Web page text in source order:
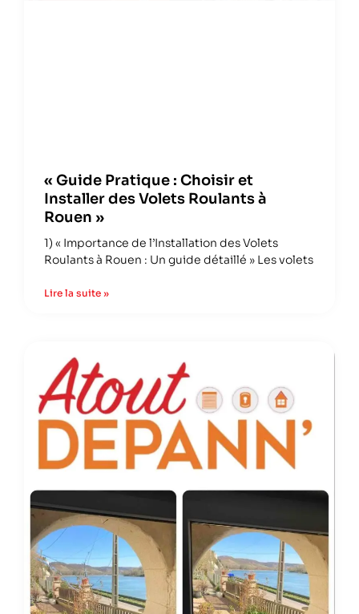
« Guide Pratique : Choisir et
Installer des Volets Roulants à
Rouen »
1) « Importance de l’Installation des Volets
Roulants à Rouen : Un guide détaillé » Les volets
Lire la suite »